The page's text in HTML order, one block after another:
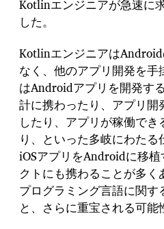
Kotlinエンジニアが急速に
した。
Kotlinエンジニアは
なく、他のアプリ開発を
はAndroidアプリを開発す
計に携わったり、アプリ
したり、アプリが稼働で
り、といった多岐にわたる
iOSアプリをAndroidに移
クトにも携わることが多
プログラミング言語に関す
と、さらに重宝される可能